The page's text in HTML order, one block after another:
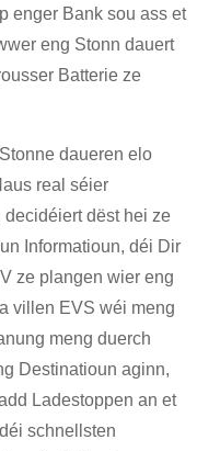
enger Bank sou ass et
eng Stonn dauert
Batterie ze
daueren elo
real séier
dëst hei ze
Informatioun, déi Dir
ze plangen wier eng
villen EVS wéi meng
meng duerch
Destinatioun aginn,
Ladestoppen an et
schnellsten